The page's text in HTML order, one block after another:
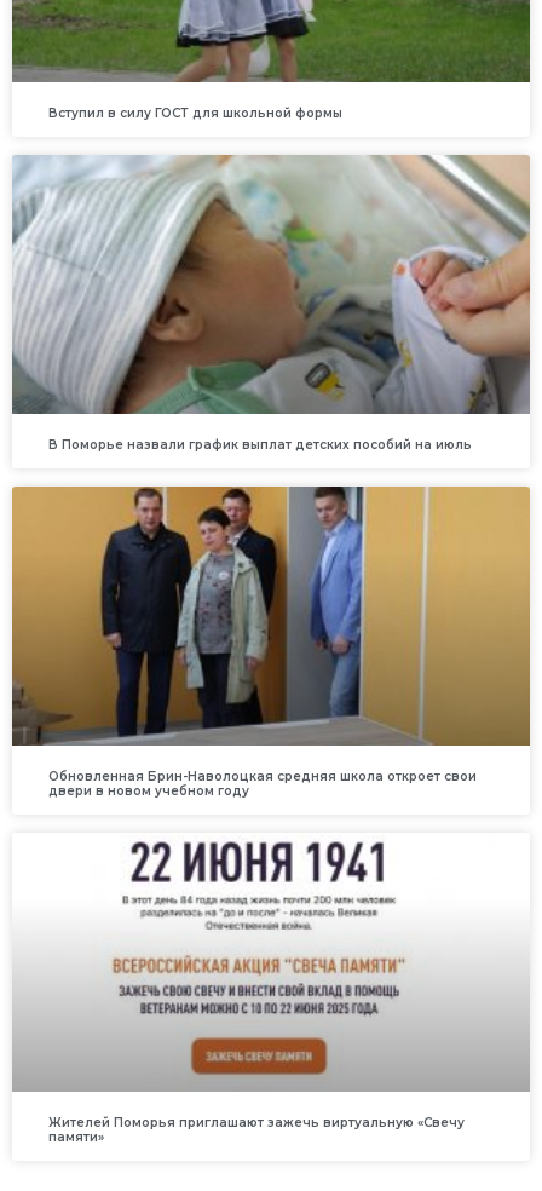
Вступил в силу ГОСТ для школьной формы
В Поморье назвали график выплат детских пособий на июль
Обновленная Брин-Наволоцкая средняя школа откроет свои
двери в новом учебном году
Жителей Поморья приглашают зажечь виртуальную «Свечу
памяти»